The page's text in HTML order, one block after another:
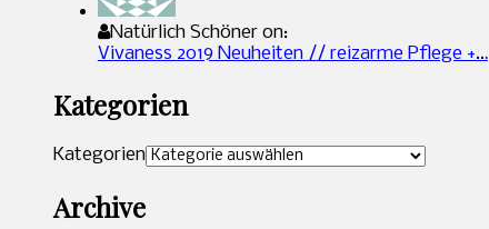
Natürlich Schöner on:
Vivaness 2019 Neuheiten // reizarme Pflege +…
Kategorien
Kategorien
Archive